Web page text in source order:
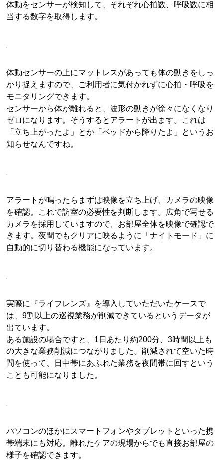
体動をセンサーが検知して、それぞれ心拍数、呼吸数に相
当する数字を取得します。
体動センサーの上にマットレスがあっても体の動きをしっ
かり捉えますので、ご利用者に気付かれずに心拍・呼吸を
モニタリングできます。
センサーから体が離れると、波形の動きが徐々になくなり
ゼロになります。そうするとアラートが出ます。これは
「立ち上がったよ」とか「ベッドから降りたよ」というお
知らせなんですね。
アラートが鳴ったらまずは映像を立ち上げ、カメラの映像
を確認。これで訪室の必要性を判断します。広角で写せる
カメラを採用していますので、お部屋全体を映像で確認で
きます。夜間でもクリアに映るように「ナイトモード」に
自動的に切り替わる機能になっています。
実際に『ライフレンズ』を導入していただいたケースで
は、9割以上の巡視業務が削減できているというデータが
出ています。
ある施設の場合ですと、1日あたり約200分、3時間以上も
の大きな業務削減につながりました。削減されて空いた時
間を使って、日中帯にあふれた業務を夜間帯に回すという
ことも可能になりました。
パソコンのほかにスマートフォンやタブレットといった携
帯端末にも対応。離れたケアの現場からでも直接お部屋の
様子を確認できます。